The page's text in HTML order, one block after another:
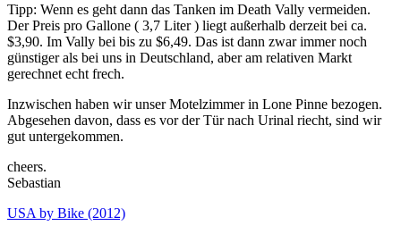
Tipp: Wenn es geht dann das Tanken im Death Vally vermeiden.
Der Preis pro Gallone ( 3,7 Liter ) liegt außerhalb derzeit bei ca.
$3,90. Im Vally bei bis zu $6,49. Das ist dann zwar immer noch
günstiger als bei uns in Deutschland, aber am relativen Markt
gerechnet echt frech.
Inzwischen haben wir unser Motelzimmer in Lone Pinne bezogen.
Abgesehen davon, dass es vor der Tür nach Urinal riecht, sind wir
gut untergekommen.
cheers.
Sebastian
USA by Bike (2012)